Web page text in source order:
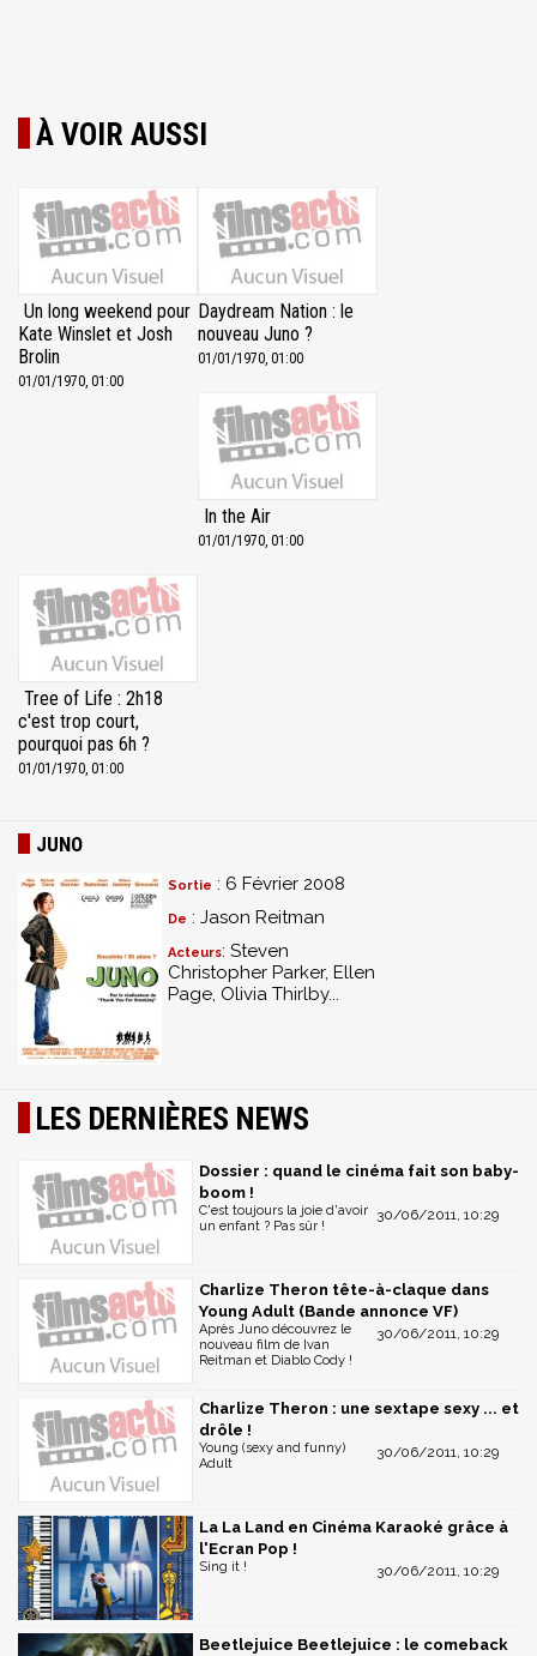
À VOIR AUSSI
Un long weekend pour
Kate Winslet et Josh
Brolin
01/01/1970, 01:00
Daydream Nation : le
nouveau Juno ?
01/01/1970, 01:00
In the Air
01/01/1970, 01:00
Tree of Life : 2h18
c'est trop court,
pourquoi pas 6h ?
01/01/1970, 01:00
JUNO
Sortie : 6 Février 2008
De : Jason Reitman
Acteurs: Steven
Christopher Parker, Ellen
Page, Olivia Thirlby...
LES DERNIÈRES NEWS
Dossier : quand le cinéma fait son baby-
boom !
30/06/2011, 10:29
C'est toujours la joie d'avoir
un enfant ? Pas sûr !
Charlize Theron tête-à-claque dans
Young Adult (Bande annonce VF)
30/06/2011, 10:29
Après Juno découvrez le
nouveau film de Ivan
Reitman et Diablo Cody !
Charlize Theron : une sextape sexy ... et
drôle !
30/06/2011, 10:29
Young (sexy and funny)
Adult
La La Land en Cinéma Karaoké grâce à
l'Ecran Pop !
30/06/2011, 10:29
Sing it !
Beetlejuice Beetlejuice : le comeback